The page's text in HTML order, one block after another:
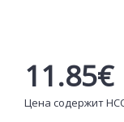
11.85€
Цена содержит